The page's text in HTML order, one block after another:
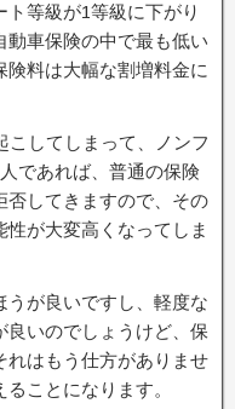
等級が1等級に下がり
動車保険の中で最も低い
険料は大幅な割増料金に
こしてしまって、ノンフ
であれば、普通の保険
否してきますので、その
が大変高くなってしま
うが良いですし、軽度な
いのでしょうけど、保
れはもう仕方がありませ
ことになります。